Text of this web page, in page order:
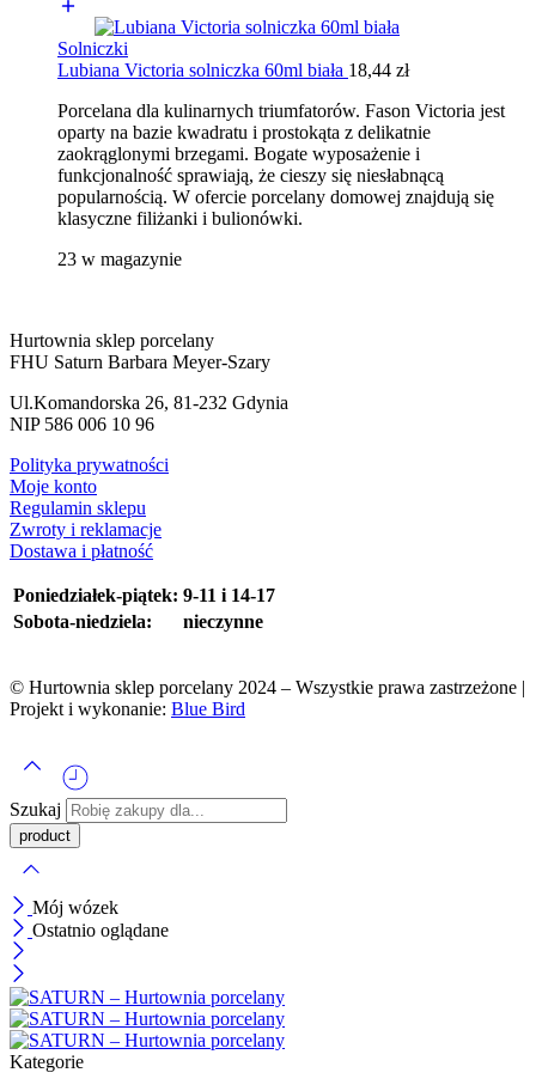
Solniczki
Lubiana Victoria solniczka 60ml biała 18,44 zł
Porcelana dla kulinarnych triumfatorów. Fason Victoria jest
oparty na bazie kwadratu i prostokąta z delikatnie
zaokrąglonymi brzegami. Bogate wyposażenie i
funkcjonalność sprawiają, że cieszy się niesłabnącą
popularnością. W ofercie porcelany domowej znajdują się
klasyczne filiżanki i bulionówki.
23 w magazynie
Hurtownia sklep porcelany
FHU Saturn Barbara Meyer-Szary
Ul.Komandorska 26, 81-232 Gdynia
NIP 586 006 10 96
Polityka prywatności
Moje konto
Regulamin sklepu
Zwroty i reklamacje
Dostawa i płatność
Poniedziałek-piątek: 9-11 i 14-17
Sobota-niedziela:
nieczynne
© Hurtownia sklep porcelany 2024 – Wszystkie prawa zastrzeżone |
Projekt i wykonanie: Blue Bird
Szukaj
Mój wózek
Ostatnio oglądane
Kategorie